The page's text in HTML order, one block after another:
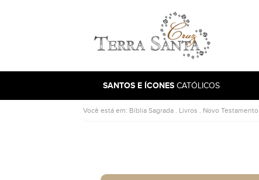
Ir para a página inicial
SANTOS E ÍCONES CATÓLICOS
Você está em: Bíblia Sagrada . Livros . Novo Testamento